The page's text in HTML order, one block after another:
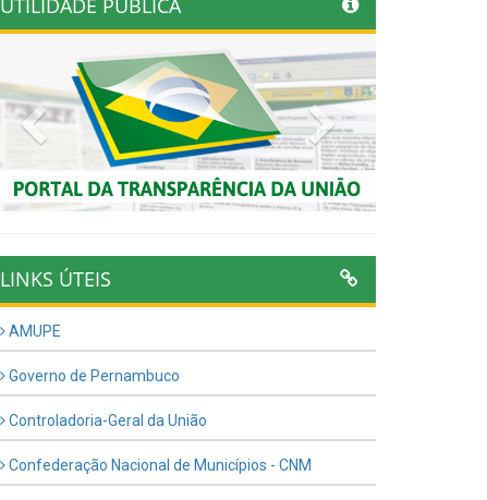
UTILIDADE PÚBLICA
Previous Next
LINKS ÚTEIS
AMUPE
Governo de Pernambuco
Controladoria-Geral da União
Confederação Nacional de Municípios - CNM